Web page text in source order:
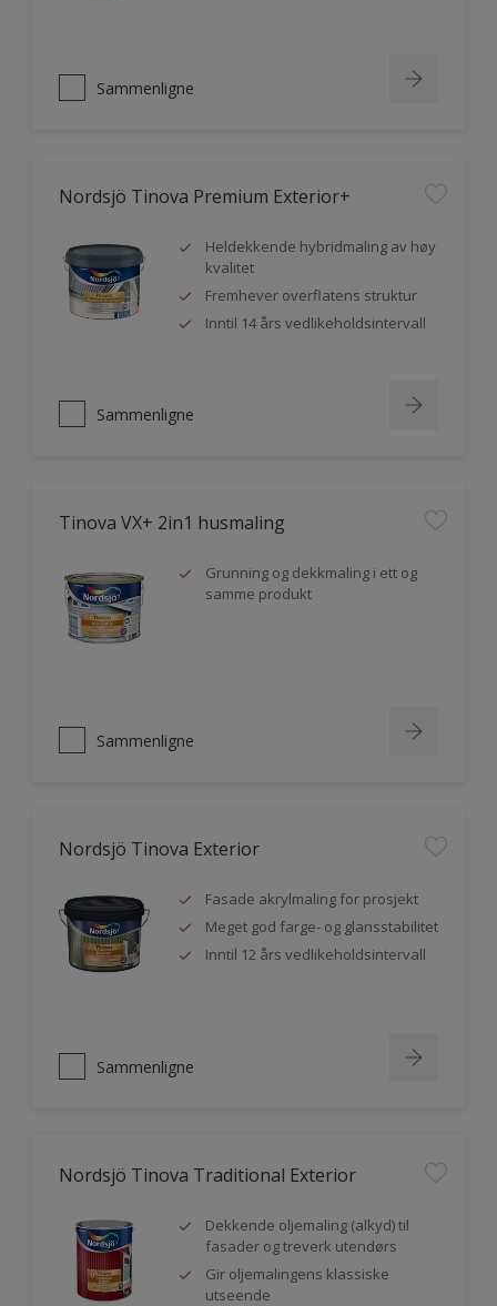
Sammenligne
Nordsjö Tinova Premium Exterior+
Heldekkende hybridmaling av høy
kvalitet
Fremhever overflatens struktur
Inntil 14 års vedlikeholdsintervall
Sammenligne
Tinova VX+ 2in1 husmaling
Grunning og dekkmaling i ett og
samme produkt
Sammenligne
Nordsjö Tinova Exterior
Fasade akrylmaling for prosjekt
Meget god farge- og glansstabilitet
Inntil 12 års vedlikeholdsintervall
Sammenligne
Nordsjö Tinova Traditional Exterior
Dekkende oljemaling (alkyd) til
fasader og treverk utendørs
Gir oljemalingens klassiske
utseende